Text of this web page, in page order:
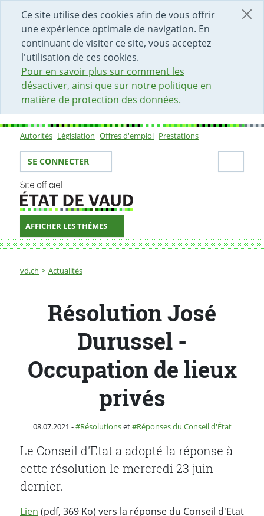
Ce site utilise des cookies afin de vous offrir
une expérience optimale de navigation. En
continuant de visiter ce site, vous acceptez
l'utilisation de ces cookies.
Pour en savoir plus sur comment les
désactiver, ainsi que sur notre politique en
matière de protection des données.
DÉBUT DU CONTENU DE LA PAGE
ACCÈS AU CHAMP DE RECHERCHE
PAGE D'ACCUEIL
FORMULAIRE DE CONTACT
Sous-navigation
Autorités Législation Offres d'emploi Prestations
Votre identité
SE CONNECTER
AFFICHER LES THÈMES
Fil d'Ariane
vd.ch Actualités
Résolution José Durussel - Occupation de lieux privés
Résolution José
Durussel -
Occupation de lieux
privés
Publié le
08.07.2021 -Catégorie :
Résolutionset Réponses du Conseil d'État
Le Conseil d'Etat a adopté la réponse à
cette résolution le mercredi 23 juin
dernier.
Lien (pdf, 369 Ko) vers la réponse du Conseil d'Etat